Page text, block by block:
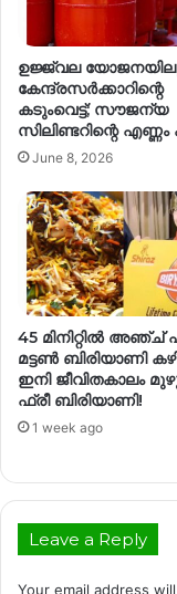
ഉജ്ജ്വല
കേന്ദ്രസര്‍ക്കാറിന്റെ
കടുംവെട്ട്; സൗജന്യ
സിലിണ്ടറിന്റെ
June 8, 2026
45 മിനിറ്റിൽ അഞ്ച്
മട്ടൺ ബിരിയാണി
ഇനി ജീവിതകാലം
ഫ്രീ ബിരിയാണി!
1 week ago
Leave a Reply
Your email address